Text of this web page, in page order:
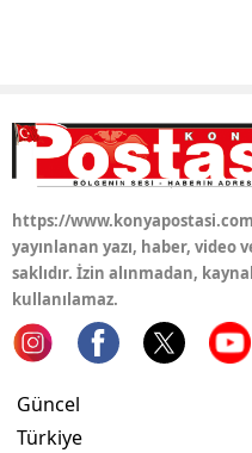
https://
yayınlanan yazı, haber,
saklıdır. İzin alınmadan,
kullanılamaz.
Güncel
Türkiye